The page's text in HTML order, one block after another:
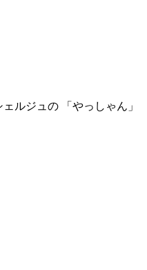
ルジュの 「やっしゃん」